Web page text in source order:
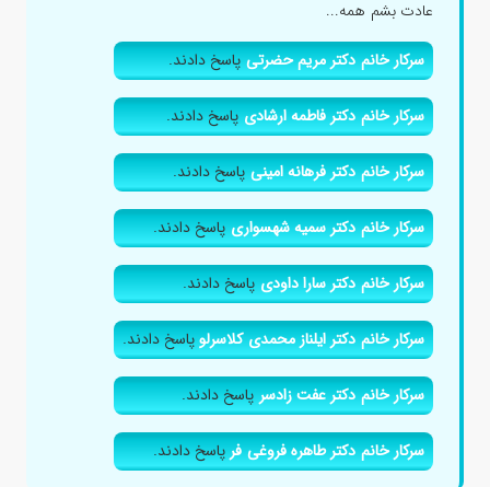
عادت بشم همه...
سرکار خانم دکتر مریم حضرتیپاسخ دادند.
سرکار خانم دکتر فاطمه ارشادیپاسخ دادند.
سرکار خانم دکتر فرهانه امینیپاسخ دادند.
سرکار خانم دکتر سمیه شهسواریپاسخ دادند.
سرکار خانم دکتر سارا داودیپاسخ دادند.
سرکار خانم دکتر ایلناز محمدی کلاسرلوپاسخ دادند.
سرکار خانم دکتر عفت زادسرپاسخ دادند.
سرکار خانم دکتر طاهره فروغی فرپاسخ دادند.